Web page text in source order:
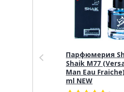
Парфюмерия
Shaik M77
Man Eau
ml NEW